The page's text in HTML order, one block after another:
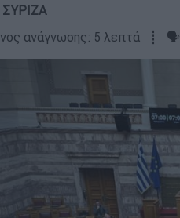
ΣΥΡΙΖΑ
ανάγνωσης: 5 λεπτά ┋ 🗣️